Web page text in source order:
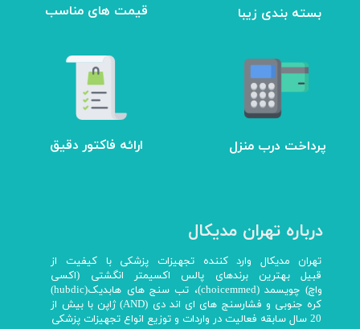
​قیمت های مناسب بسته بندی زیبا
ارائه فاکتور دقیق پرداخت درب منزل
درباره تهران مدیکال
تهران مدیکال وارد کننده تجهیزات پزشکی با کیفیت از
قبیل بهترین برندهای پالس اکسیمتر انگشتی (اکسی
واچ) چویسمد (choicemmed)، تب سنج های هابدیک(hubdic)
کره جنوبی و فشارسنج های ای اند دی (AND) ژاپن با بیش از
20 سال سابقه فعالیت در واردات و توزیع انواع تجهیزات پزشکی